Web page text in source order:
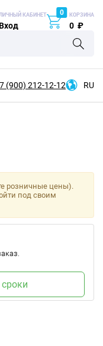
КАБИНЕТ 0 КОРЗИНА
0 ₽
(900) 212-12-12 RU
розничные цены).
под своим